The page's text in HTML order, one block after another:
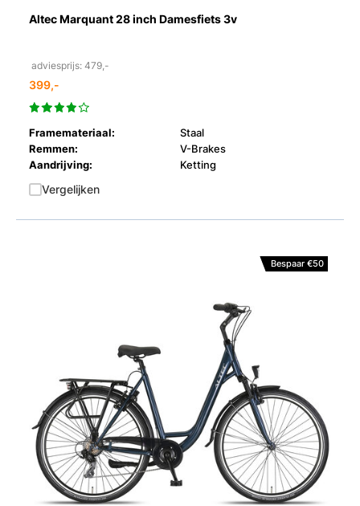
Altec Marquant 28 inch Damesfiets 3v
adviesprijs: 479,-
399,-
Framemateriaal:
Staal
Remmen:
V-Brakes
Aandrijving:
Ketting
Vergelijken
Bespaar €50